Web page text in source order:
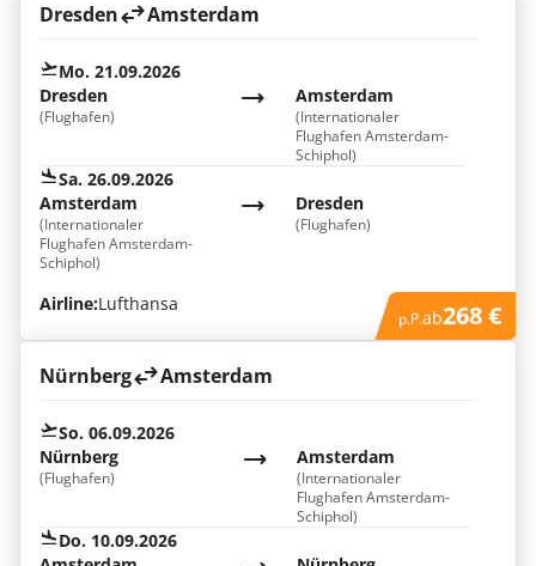
Dresden Amsterdam
Mo. 21.09.2026
Dresden
(Flughafen)
Amsterdam
(Internationaler
Flughafen Amsterdam-
Schiphol)
Sa. 26.09.2026
Dresden
(Flughafen)
Amsterdam
(Internationaler
Flughafen Amsterdam-
Schiphol)
Airline:Lufthansa
p.P.ab268 €
Nürnberg Amsterdam
So. 06.09.2026
Nürnberg
(Flughafen)
Amsterdam
(Internationaler
Flughafen Amsterdam-
Schiphol)
Do. 10.09.2026